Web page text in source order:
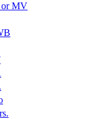
MV